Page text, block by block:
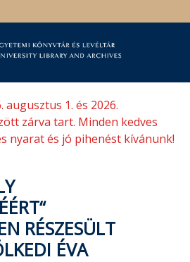
augusztus 1. és 2026.
zárva tart. Minden kedves
nyarat és jó pihenést kívánunk!
RÉSZESÜLT
ÉVA